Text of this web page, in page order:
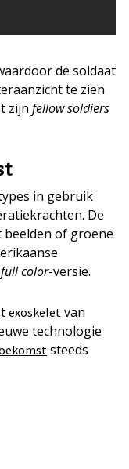
de soldaat
te zien
zijn fellow soldiers
in gebruik
De
of groene
full color-versie.
exoskelet van
technologie
steeds